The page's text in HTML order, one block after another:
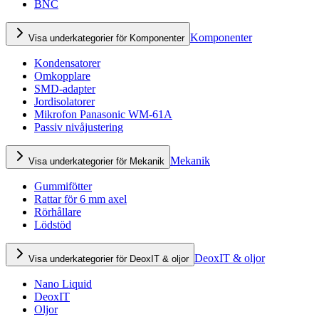
BNC
Visa underkategorier för Komponenter Komponenter
Kondensatorer
Omkopplare
SMD-adapter
Jordisolatorer
Mikrofon Panasonic WM-61A
Passiv nivåjustering
Visa underkategorier för Mekanik Mekanik
Gummifötter
Rattar för 6 mm axel
Rörhållare
Lödstöd
Visa underkategorier för DeoxIT & oljor DeoxIT & oljor
Nano Liquid
DeoxIT
Oljor